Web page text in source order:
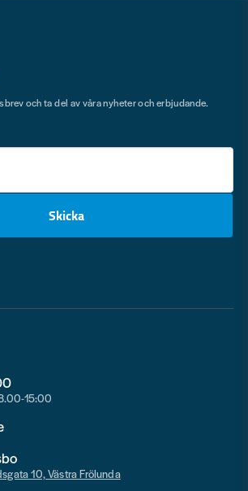
Skicka
och ta del av våra nyheter och erbjudande.
15:00
10, Västra Frölunda